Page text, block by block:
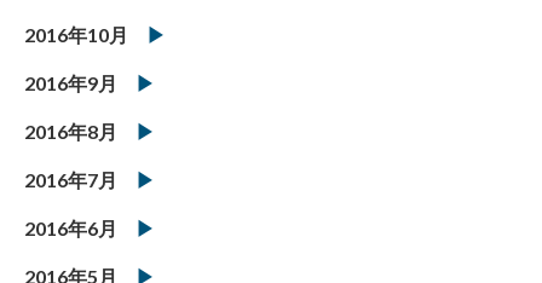
2016年10月
2016年9月
2016年8月
2016年7月
2016年6月
2016年5月